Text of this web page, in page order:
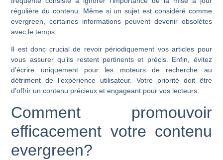
régulière du contenu. Même si un sujet est considéré comme
evergreen, certaines informations peuvent devenir obsolètes
avec le temps.
Il est donc crucial de revoir périodiquement vos articles pour
vous assurer qu’ils restent pertinents et précis. Enfin, évitez
d’écrire uniquement pour les moteurs de recherche au
détriment de l’expérience utilisateur. Votre priorité doit être
d’offrir un contenu précieux et engageant pour vos lecteurs.
Comment promouvoir
efficacement votre contenu
evergreen?